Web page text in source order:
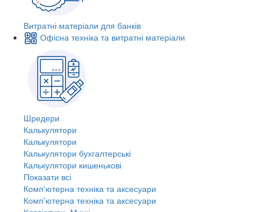
Витратні матеріали для банків
Офісна техніка та витратні матеріали
Шредери
Калькулятори
Калькулятори
Калькулятори бухгалтерські
Калькулятори кишенькові
Показати всі
Комп'ютерна техніка та аксесуари
Комп'ютерна техніка та аксесуари